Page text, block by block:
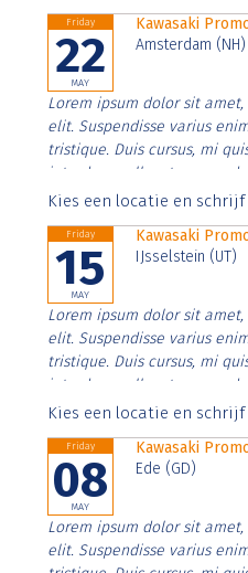
Friday
22
MAY
Kawasaki
Amsterdam (NH)
Lorem ipsum dolor sit
elit. Suspendisse varius
tristique. Duis cursus, mi
interdum nulla, ut
Aenean faucibus nibh et
Kies een locatie en
Friday
15
MAY
Kawasaki
IJsselstein (UT)
Lorem ipsum dolor sit
elit. Suspendisse varius
tristique. Duis cursus, mi
interdum nulla, ut
Aenean faucibus nibh et
Kies een locatie en
Friday
08
MAY
Kawasaki
Ede (GD)
Lorem ipsum dolor sit
elit. Suspendisse varius